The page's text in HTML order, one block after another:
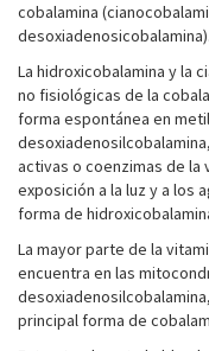
cobalamina
desoxiadenosicobalamina).
La hidroxicobalamina y la
no fisiológicas de la
forma espontánea en
activas o coenzimas de la
exposición a la luz y a los
forma de
La mayor parte de la
encuentra en las
principal forma de